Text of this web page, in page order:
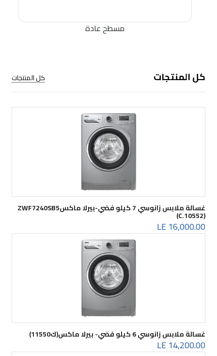
مسطح عادة
كل المنتجات كل المنتجات
غسالة ملابس زانوسي 7 كيلو فضي-بيرلا ماكسZWF7240SB5
(C.10552)
16,000.00 LE
غسالة ملابس زانوسي 6 كيلو فضي- بيرلا ماكس(ك11550)
14,200.00 LE